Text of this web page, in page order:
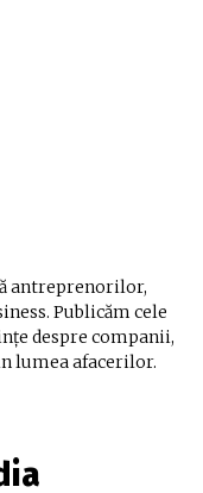
antreprenorilor,
Publicăm cele
despre companii,
lumea afacerilor.